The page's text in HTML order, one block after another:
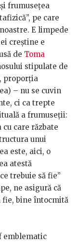
frumuseţea
pe care
E limpede
creştine e
de Toma
stipulate de
proporţia
– nu se cuvin
ci ca trepte
a frumuseţii:
care răzbate
unui
este, aici, o
atestă
trebuie să fie”
ne asigură că
fie, bine întocmită
emblematic